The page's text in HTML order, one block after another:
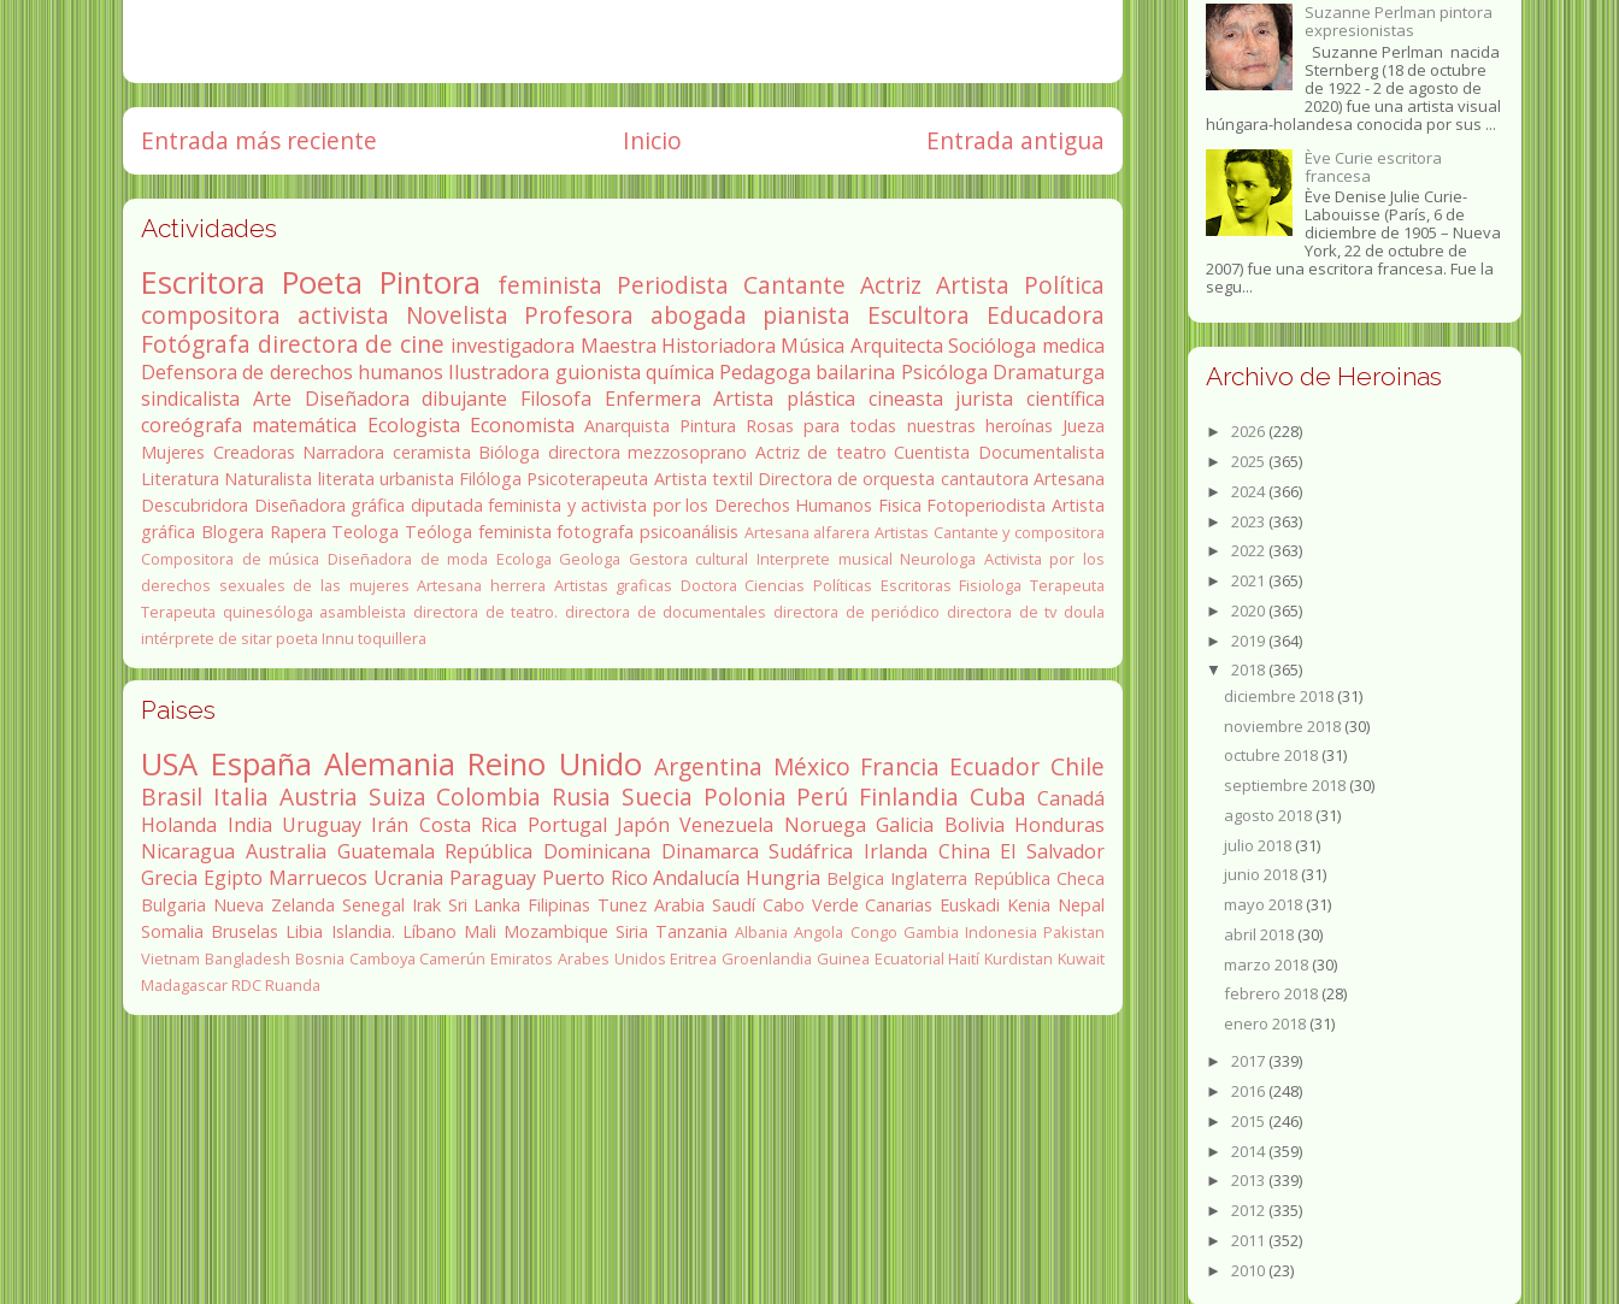
Entrada más reciente Entrada antigua
Inicio
Actividades
Escritora Poeta Pintora feminista Periodista Cantante Actriz Artista Política
compositora
activista Novelista Profesora abogada pianista Escultora
Educadora
Fotógrafa directora de cine investigadora Maestra Historiadora Música Arquitecta Socióloga medica
Defensora de derechos humanos Ilustradora guionista química Pedagoga bailarina Psicóloga Dramaturga
sindicalista Arte Diseñadora dibujante Filosofa Enfermera Artista plástica cineasta jurista científica
coreógrafa matemática Ecologista Economista Anarquista Pintura Rosas para todas nuestras heroínas Jueza
Mujeres Creadoras Narradora ceramista Bióloga directora mezzosoprano Actriz de teatro Cuentista Documentalista
Literatura Naturalista literata urbanista Filóloga Psicoterapeuta Artista textil Directora de orquesta cantautora Artesana
Descubridora Diseñadora gráfica diputada feminista y activista por los Derechos Humanos Fisica Fotoperiodista Artista
gráfica Blogera Rapera Teologa Teóloga feminista fotografa psicoanálisis Artesana alfarera Artistas Cantante y compositora
Compositora de música Diseñadora de moda Ecologa Geologa Gestora cultural Interprete musical Neurologa Activista por los
derechos sexuales de las mujeres Artesana herrera Artistas graficas Doctora Ciencias Políticas Escritoras Fisiologa Terapeuta
Terapeuta quinesóloga asambleista directora de teatro. directora de documentales directora de periódico directora de tv doula
intérprete de sitar poeta Innu toquillera
Paises
USA España Alemania Reino Unido Argentina México Francia Ecuador Chile
Brasil Italia Austria Suiza Colombia Rusia Suecia Polonia Perú Finlandia Cuba Canadá
Holanda India Uruguay Irán Costa Rica Portugal Japón Venezuela Noruega Galicia Bolivia Honduras
Nicaragua Australia Guatemala República Dominicana Dinamarca Sudáfrica Irlanda China El Salvador
Grecia Egipto Marruecos Ucrania Paraguay Puerto Rico Andalucía Hungria Belgica Inglaterra República Checa
Bulgaria Nueva Zelanda Senegal Irak Sri Lanka Filipinas Tunez Arabia Saudí Cabo Verde Canarias Euskadi Kenia Nepal
Somalia Bruselas Libia Islandia. Líbano Mali Mozambique Siria Tanzania Albania Angola Congo Gambia Indonesia Pakistan
Vietnam Bangladesh Bosnia Camboya Camerún Emiratos Arabes Unidos Eritrea Groenlandia Guinea Ecuatorial Haití Kurdistan Kuwait
Madagascar RDC Ruanda
Suzanne Perlman pintora
expresionistas
Suzanne Perlman nacida
Sternberg (18 de octubre
de 1922 - 2 de agosto de
2020) fue una artista visual
húngara-holandesa conocida por sus ...
Ève Curie escritora
francesa
Ève Denise Julie Curie-
Labouisse (París, 6 de
diciembre de 1905 – Nueva
York, 22 de octubre de
2007) fue una escritora francesa. Fue la
segu...
Archivo de Heroinas
► 2026 (228)
► 2025 (365)
► 2024(366)
► 2023 (363)
► 2022 (363)
► 2021 (365)
► 2020 (365)
► 2019 (364)
▼ 2018 (365)
diciembre 2018 (31)
noviembre 2018 (30)
octubre 2018 (31)
septiembre 2018 (30)
agosto 2018 (31)
julio 2018 (31)
junio 2018 (31)
mayo 2018 (31)
abril 2018 (30)
marzo 2018 (30)
febrero 2018 (28)
enero 2018 (31)
► 2017 (339)
► 2016 (248)
► 2015 (246)
► 2014(359)
► 2013 (339)
► 2012 (335)
► 2011 (352)
► 2010 (23)